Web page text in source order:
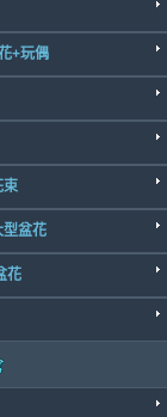
+玩偶
束
型盆花
花